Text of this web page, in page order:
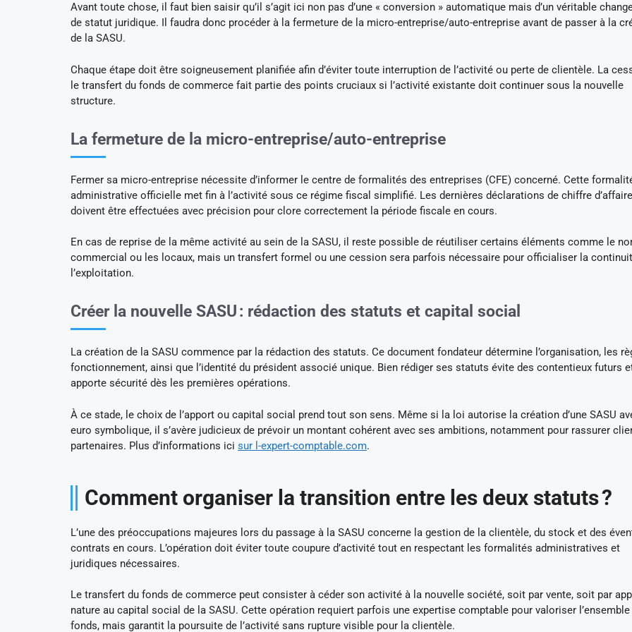
Avant toute chose, il faut bien saisir qu’il s’agit ici non pas d’une « conversion » automatique mais d’un véritable
de statut juridique. Il faudra donc procéder à la fermeture de la micro-entreprise/auto-entreprise avant de passer à la
de la SASU.
Chaque étape doit être soigneusement planifiée afin d’éviter toute interruption de l’activité ou perte de clientèle. La
le transfert du fonds de commerce fait partie des points cruciaux si l’activité existante doit continuer sous la nouvelle
structure.
La fermeture de la micro-entreprise/auto-entreprise
Fermer sa micro-entreprise nécessite d’informer le centre de formalités des entreprises (CFE) concerné. Cette
administrative officielle met fin à l’activité sous ce régime fiscal simplifié. Les dernières déclarations de chiffre
doivent être effectuées avec précision pour clore correctement la période fiscale en cours.
En cas de reprise de la même activité au sein de la SASU, il reste possible de réutiliser certains éléments comme le
commercial ou les locaux, mais un transfert formel ou une cession sera parfois nécessaire pour officialiser la
l’exploitation.
Créer la nouvelle SASU : rédaction des statuts et capital social
La création de la SASU commence par la rédaction des statuts. Ce document fondateur détermine l’organisation, les
fonctionnement, ainsi que l’identité du président associé unique. Bien rédiger ses statuts évite des contentieux futurs
apporte sécurité dès les premières opérations.
À ce stade, le choix de l’apport ou capital social prend tout son sens. Même si la loi autorise la création d’une SASU
euro symbolique, il s’avère judicieux de prévoir un montant cohérent avec ses ambitions, notamment pour rassurer
partenaires. Plus d’informations ici sur l-expert-comptable.com.
Comment organiser la transition entre les deux statuts ?
L’une des préoccupations majeures lors du passage à la SASU concerne la gestion de la clientèle, du stock et des
contrats en cours. L’opération doit éviter toute coupure d’activité tout en respectant les formalités administratives et
juridiques nécessaires.
Le transfert du fonds de commerce peut consister à céder son activité à la nouvelle société, soit par vente, soit par
nature au capital social de la SASU. Cette opération requiert parfois une expertise comptable pour valoriser l’ensemble
fonds, mais garantit la poursuite de l’activité sans rupture visible pour la clientèle.